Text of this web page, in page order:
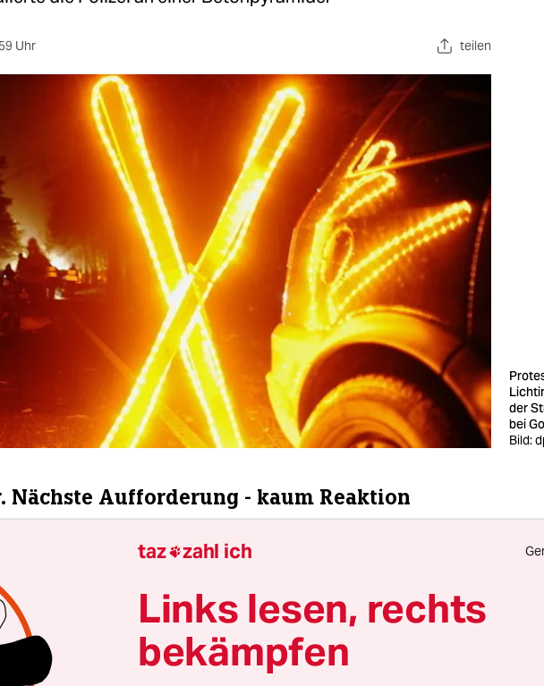
Uhr teilen
der
bei
Bild:
Nächste Aufforderung - kaum Reaktion
ist die zweite Aufforderung ergangen, die Gleise zu
wenige der Blockierer kommt der Aufforderung nach.
die Polizei sie durch. Der Großteil scheint sich aber räumen
taz zahl ich
Links lesen, rechts
bekämpfen